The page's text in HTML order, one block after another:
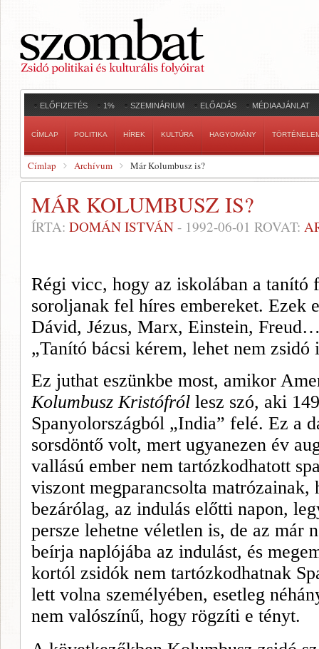
ELŐFIZETÉS 1% SZEMINÁRIUM ELŐADÁS MÉDIAAJÁNLAT
CÍMLAP POLITIKA HÍREK KULTÚRA HAGYOMÁNY
Címlap Archívum Már Kolumbusz is?
MÁR KOLUMBUSZ IS?
ÍRTA: DOMÁN ISTVÁN - 1992-06-01 ROVAT:
Régi vicc, hogy az iskolában a tanító
soroljanak fel híres embereket. Ezek
Dávid, Jézus, Marx, Einstein,
„Tanító bácsi kérem, lehet nem zsidó
Ez juthat eszünkbe most, amikor
Kolumbusz Kristófról lesz szó, aki
Spanyolországból „India” felé. Ez a
sorsdöntő volt, mert ugyanezen év
vallású ember nem tartózkod­hatott
viszont megparancsol­ta matrózainak,
bezárólag, az indulás előtti napon,
persze lehetne vé­letlen is, de az már
beírja nap­lójába az indulást, és
kortól zsidók nem tartózkodhatnak
lett volna személyében, esetleg
nem valószínű, hogy rögzíti e tényt.